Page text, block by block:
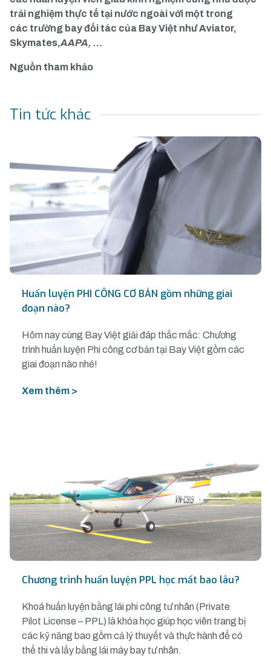
trải nghiệm thực tế tại nước ngoài với một trong
các trường bay đối tác của Bay Việt như Aviator,
Skymates,AAPA, …
Nguồn tham khảo
Tin tức khác
Huấn luyện PHI CÔNG CƠ BẢN gồm những giai
đoạn nào?
Hôm nay cùng Bay Việt giải đáp thắc mắc: Chương
trình huấn luyện Phi công cơ bản tại Bay Việt gồm các
giai đoạn nào nhé!
Xem thêm >
Chương trình huấn luyện PPL học mất bao lâu?
Khoá huấn luyện bằng lái phi công tư nhân (Private
Pilot License – PPL) là khóa học giúp học viên trang bị
các kỹ năng bao gồm cả lý thuyết và thực hành để có
thể thi và lấy bằng lái máy bay tư nhân.